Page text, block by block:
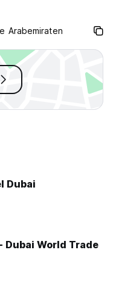
Arabemiraten
Dubai
Dubai World Trade